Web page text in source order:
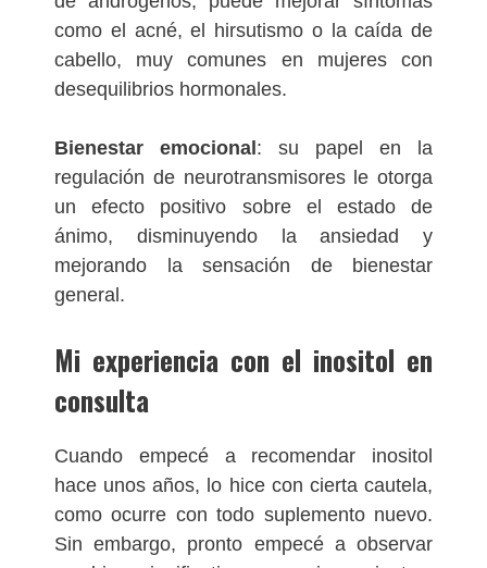
como el acné, el hirsutismo o la caída de
cabello, muy comunes en mujeres con
desequilibrios hormonales.
Bienestar emocional: su papel en la
regulación de neurotransmisores le otorga
un efecto positivo sobre el estado de
ánimo, disminuyendo la ansiedad y
mejorando la sensación de bienestar
general.
Mi experiencia con el inositol en
consulta
Cuando empecé a recomendar inositol
hace unos años, lo hice con cierta cautela,
como ocurre con todo suplemento nuevo.
Sin embargo, pronto empecé a observar